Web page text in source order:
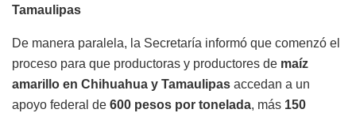
Tamaulipas
De manera paralela, la Secretaría informó que comenzó el
proceso para que productoras y productores de maíz
amarillo en Chihuahua y Tamaulipas accedan a un
apoyo federal de 600 pesos por tonelada, más 150